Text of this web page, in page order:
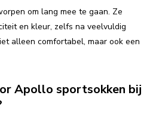
om lang mee te gaan. Ze
en kleur, zelfs na veelvuldig
alleen comfortabel, maar ook een
Apollo sportsokken bij